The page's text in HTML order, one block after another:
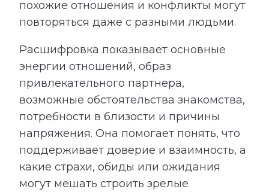
похожие отношения и конфликты могут
повторяться даже с разными людьми.
Расшифровка показывает основные
энергии отношений, образ
привлекательного партнера,
возможные обстоятельства знакомства,
потребности в близости и причины
напряжения. Она помогает понять, что
поддерживает доверие и взаимность, а
какие страхи, обиды или ожидания
могут мешать строить зрелые